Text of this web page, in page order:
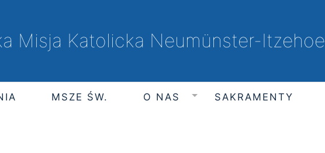
Misja Katolicka Neumünster-Itzehoe
MSZE ŚW. O NAS SAKRAMENTY